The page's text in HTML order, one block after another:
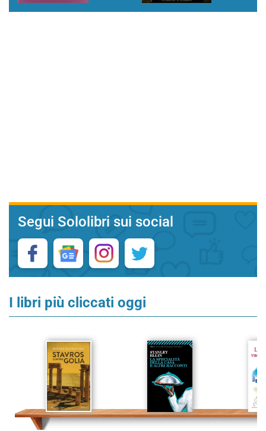
Segui Sololibri sui social
I libri più cliccati oggi